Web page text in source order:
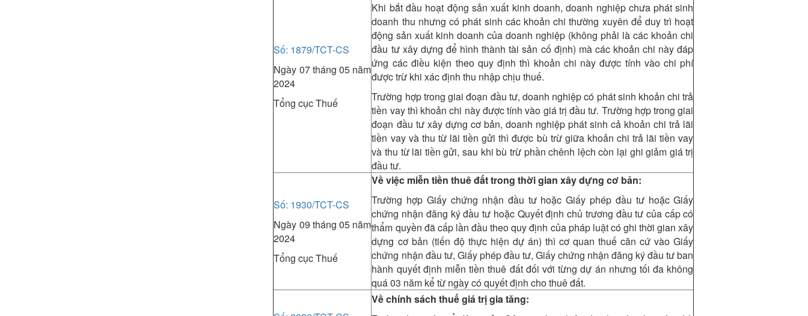
Số: 1879/TCT-CS
Ngày 07 tháng 05 năm
2024
Tổng cục Thuế
Khi bắt đầu hoạt động sản xuất kinh doanh, doanh nghiệp chưa phát sinh
doanh thu nhưng có phát sinh các khoản chi thường xuyên để duy trì hoạt
động sản xuất kinh doanh của doanh nghiệp (không phải là các khoản chi
đầu tư xây dựng để hình thành tài sản cố định) mà các khoản chi này đáp
ứng các điều kiện theo quy định thì khoản chi này được tính vào chi phí
được trừ khi xác định thu nhập chịu thuế.
Trường hợp trong giai đoạn đầu tư, doanh nghiệp có phát sinh khoản chi trả
tiền vay thì khoản chi này được tính vào giá trị đầu tư. Trường hợp trong giai
đoạn đầu tư xây dựng cơ bản, doanh nghiệp phát sinh cả khoản chi trả lãi
tiền vay và thu từ lãi tiền gửi thì được bù trừ giữa khoản chi trả lãi tiền vay
và thu từ lãi tiền gửi, sau khi bù trừ phần chênh lệch còn lại ghi giảm giá trị
đầu tư.
Số: 1930/TCT-CS
Ngày 09 tháng 05 năm
2024
Tổng cục Thuế
Về việc miễn tiền thuê đất trong thời gian xây dựng cơ bản:
Trường hợp Giấy chứng nhận đầu tư hoặc Giấy phép đầu tư hoặc Giấy
chứng nhận đăng ký đầu tư hoặc Quyết định chủ trương đầu tư của cấp có
thẩm quyền đã cấp lần đầu theo quy định của pháp luật có ghi thời gian xây
dựng cơ bản (tiến độ thực hiện dự án) thì cơ quan thuế căn cứ vào Giấy
chứng nhận đầu tư, Giấy phép đầu tư, Giấy chứng nhận đăng ký đầu tư ban
hành quyết định miễn tiền thuê đất đối với từng dự án nhưng tối đa không
quá 03 năm kể từ ngày có quyết định cho thuê đất.
Về chính sách thuế giá trị gia tăng: